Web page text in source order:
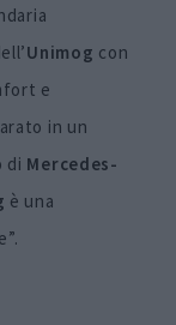
Unimog con
e
in un
di Mercedes-
è una